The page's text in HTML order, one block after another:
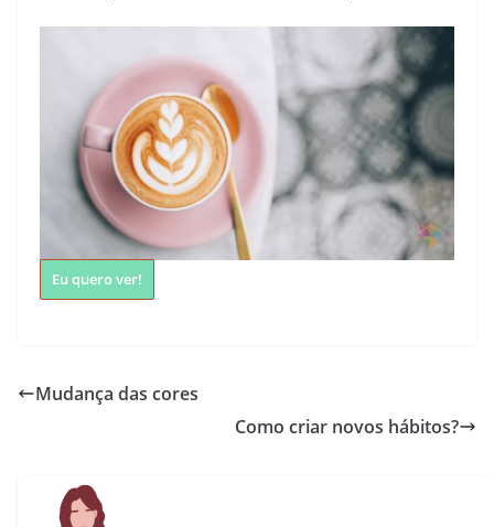
Eu quero ver!
Mudança das cores
Como criar novos hábitos?